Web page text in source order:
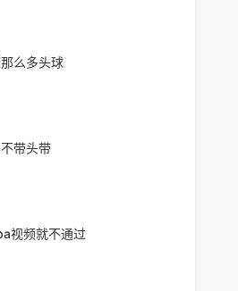
么多头球
带头带
视频就不通过